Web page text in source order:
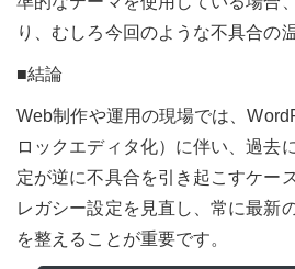
り、むしろ今回のような不具合の
■結論
Web制作や運用の現場では、
ロックエディタ化）に伴い、過去
定が逆に不具合を引き起こすケー
レガシー設定を見直し、常に最新
を整えることが重要です。